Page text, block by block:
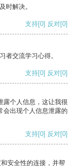
时解决。
支持[0] 反对[0]
者交流学习心得。
支持[0] 反对[0]
露个人信息，这让我很
会出现个人信息泄露的
支持[0] 反对[0]
安全性的连接，并帮